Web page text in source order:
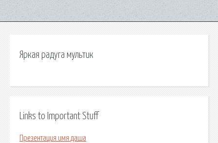
Яркая радуга мультик
Links to Important Stuff
Презентация имя даша